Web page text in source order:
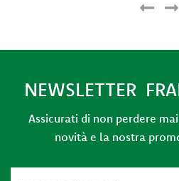
NEWSLETTER
Assicurati di non perdere
novità e la nostra